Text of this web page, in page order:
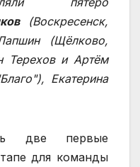
(Воскресенск,
(Щёлково,
Терехов и Артём
Екатерина
две первые
для команды